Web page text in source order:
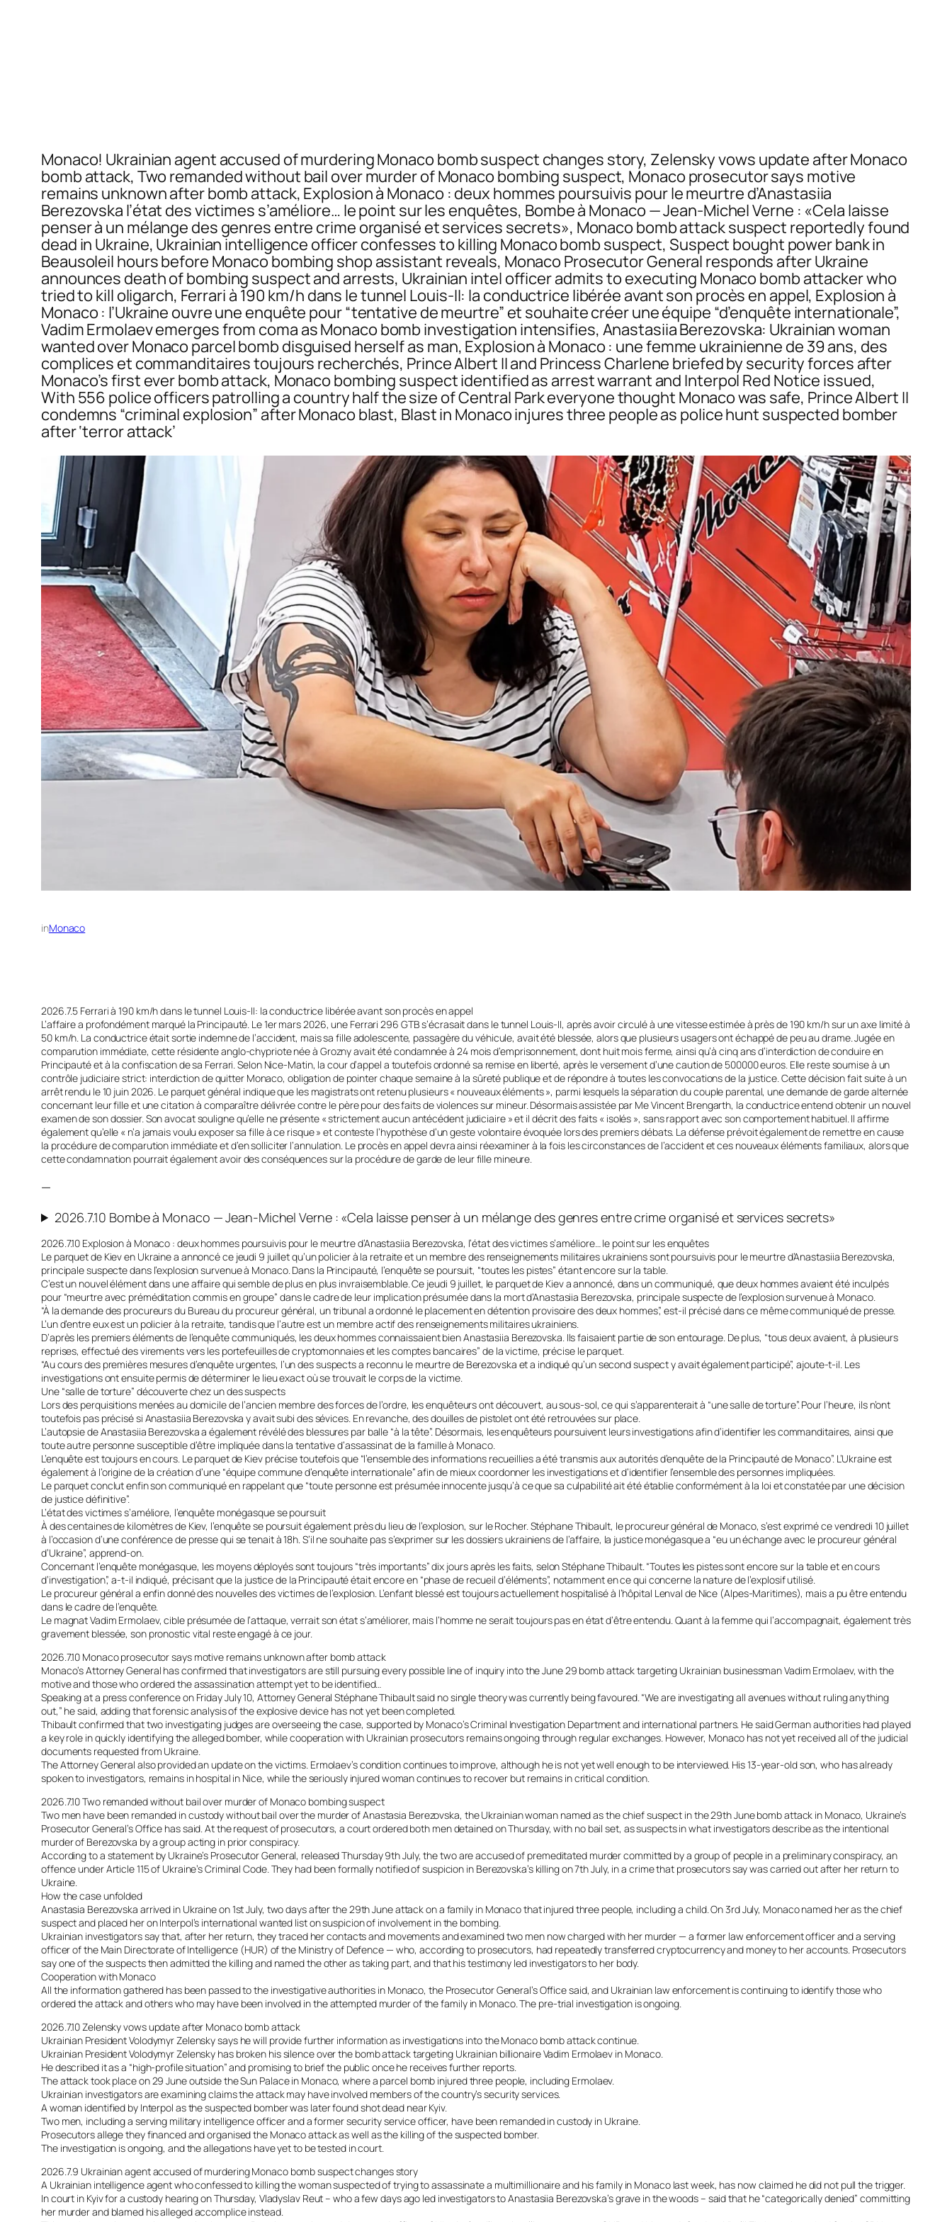
Monaco! Ukrainian agent accused of murdering Monaco bomb suspect changes story, Zelensky vows update after Monaco
bomb attack, Two remanded without bail over murder of Monaco bombing suspect, Monaco prosecutor says motive
remains unknown after bomb attack, Explosion à Monaco : deux hommes poursuivis pour le meurtre d’Anastasiia
Berezovska l’état des victimes s’améliore… le point sur les enquêtes, Bombe à Monaco — Jean-Michel Verne : «Cela laisse
penser à un mélange des genres entre crime organisé et services secrets», Monaco bomb attack suspect reportedly found
dead in Ukraine, Ukrainian intelligence officer confesses to killing Monaco bomb suspect, Suspect bought power bank in
Beausoleil hours before Monaco bombing shop assistant reveals, Monaco Prosecutor General responds after Ukraine
announces death of bombing suspect and arrests, Ukrainian intel officer admits to executing Monaco bomb attacker who
tried to kill oligarch, Ferrari à 190 km/h dans le tunnel Louis-II: la conductrice libérée avant son procès en appel, Explosion à
Monaco : l’Ukraine ouvre une enquête pour “tentative de meurtre” et souhaite créer une équipe “d’enquête internationale”,
Vadim Ermolaev emerges from coma as Monaco bomb investigation intensifies, Anastasiia Berezovska: Ukrainian woman
wanted over Monaco parcel bomb disguised herself as man, Explosion à Monaco : une femme ukrainienne de 39 ans, des
complices et commanditaires toujours recherchés, Prince Albert II and Princess Charlene briefed by security forces after
Monaco’s first ever bomb attack, Monaco bombing suspect identified as arrest warrant and Interpol Red Notice issued,
With 556 police officers patrolling a country half the size of Central Park everyone thought Monaco was safe, Prince Albert II
condemns “criminal explosion” after Monaco blast, Blast in Monaco injures three people as police hunt suspected bomber
after ‘terror attack’
inMonaco
2026.7.5 Ferrari à 190 km/h dans le tunnel Louis-II: la conductrice libérée avant son procès en appel
L’affaire a profondément marqué la Principauté. Le 1er mars 2026, une Ferrari 296 GTB s’écrasait dans le tunnel Louis-II, après avoir circulé à une vitesse estimée à près de 190 km/h sur un axe limité à
50 km/h. La conductrice était sortie indemne de l’accident, mais sa fille adolescente, passagère du véhicule, avait été blessée, alors que plusieurs usagers ont échappé de peu au drame. Jugée en
comparution immédiate, cette résidente anglo-chypriote née à Grozny avait été condamnée à 24 mois d’emprisonnement, dont huit mois ferme, ainsi qu’à cinq ans d’interdiction de conduire en
Principauté et à la confiscation de sa Ferrari. Selon Nice-Matin, la cour d’appel a toutefois ordonné sa remise en liberté, après le versement d’une caution de 500000 euros. Elle reste soumise à un
contrôle judiciaire strict: interdiction de quitter Monaco, obligation de pointer chaque semaine à la sûreté publique et de répondre à toutes les convocations de la justice. Cette décision fait suite à un
arrêt rendu le 10 juin 2026. Le parquet général indique que les magistrats ont retenu plusieurs « nouveaux éléments », parmi lesquels la séparation du couple parental, une demande de garde alternée
concernant leur fille et une citation à comparaître délivrée contre le père pour des faits de violences sur mineur. Désormais assistée par Me Vincent Brengarth, la conductrice entend obtenir un nouvel
examen de son dossier. Son avocat souligne qu’elle ne présente « strictement aucun antécédent judiciaire » et il décrit des faits « isolés », sans rapport avec son comportement habituel. Il affirme
également qu’elle « n’a jamais voulu exposer sa fille à ce risque » et conteste l’hypothèse d’un geste volontaire évoquée lors des premiers débats. La défense prévoit également de remettre en cause
la procédure de comparution immédiate et d’en solliciter l’annulation. Le procès en appel devra ainsi réexaminer à la fois les circonstances de l’accident et ces nouveaux éléments familiaux, alors que
cette condamnation pourrait également avoir des conséquences sur la procédure de garde de leur fille mineure.
—
2026.7.10 Bombe à Monaco — Jean-Michel Verne : «Cela laisse penser à un mélange des genres entre crime organisé et services secrets»
2026.7.10 Explosion à Monaco : deux hommes poursuivis pour le meurtre d’Anastasiia Berezovska, l’état des victimes s’améliore… le point sur les enquêtes
Le parquet de Kiev en Ukraine a annoncé ce jeudi 9 juillet qu’un policier à la retraite et un membre des renseignements militaires ukrainiens sont poursuivis pour le meurtre d’Anastasiia Berezovska,
principale suspecte dans l’explosion survenue à Monaco. Dans la Principauté, l’enquête se poursuit, “toutes les pistes” étant encore sur la table.
C’est un nouvel élément dans une affaire qui semble de plus en plus invraisemblable. Ce jeudi 9 juillet, le parquet de Kiev a annoncé, dans un communiqué, que deux hommes avaient été inculpés
pour “meurtre avec préméditation commis en groupe” dans le cadre de leur implication présumée dans la mort d’Anastasiia Berezovska, principale suspecte de l’explosion survenue à Monaco.
“À la demande des procureurs du Bureau du procureur général, un tribunal a ordonné le placement en détention provisoire des deux hommes”, est-il précisé dans ce même communiqué de presse.
L’un d’entre eux est un policier à la retraite, tandis que l’autre est un membre actif des renseignements militaires ukrainiens.
D’après les premiers éléments de l’enquête communiqués, les deux hommes connaissaient bien Anastasiia Berezovska. Ils faisaient partie de son entourage. De plus, “tous deux avaient, à plusieurs
reprises, effectué des virements vers les portefeuilles de cryptomonnaies et les comptes bancaires” de la victime, précise le parquet.
“Au cours des premières mesures d’enquête urgentes, l’un des suspects a reconnu le meurtre de Berezovska et a indiqué qu’un second suspect y avait également participé”, ajoute-t-il. Les
investigations ont ensuite permis de déterminer le lieu exact où se trouvait le corps de la victime.
Une “salle de torture” découverte chez un des suspects
Lors des perquisitions menées au domicile de l’ancien membre des forces de l’ordre, les enquêteurs ont découvert, au sous-sol, ce qui s’apparenterait à “une salle de torture”. Pour l’heure, ils n’ont
toutefois pas précisé si Anastasiia Berezovska y avait subi des sévices. En revanche, des douilles de pistolet ont été retrouvées sur place.
L’autopsie de Anastasiia Berezovska a également révélé des blessures par balle “à la tête”. Désormais, les enquêteurs poursuivent leurs investigations afin d’identifier les commanditaires, ainsi que
toute autre personne susceptible d’être impliquée dans la tentative d’assassinat de la famille à Monaco.
L’enquête est toujours en cours. Le parquet de Kiev précise toutefois que “l’ensemble des informations recueillies a été transmis aux autorités d’enquête de la Principauté de Monaco”. L’Ukraine est
également à l’origine de la création d’une “équipe commune d’enquête internationale” afin de mieux coordonner les investigations et d’identifier l’ensemble des personnes impliquées.
Le parquet conclut enfin son communiqué en rappelant que “toute personne est présumée innocente jusqu’à ce que sa culpabilité ait été établie conformément à la loi et constatée par une décision
de justice définitive”.
L’état des victimes s’améliore, l’enquête monégasque se poursuit
À des centaines de kilomètres de Kiev, l’enquête se poursuit également près du lieu de l’explosion, sur le Rocher. Stéphane Thibault, le procureur général de Monaco, s’est exprimé ce vendredi 10 juillet
à l’occasion d’une conférence de presse qui se tenait à 18h. S’il ne souhaite pas s’exprimer sur les dossiers ukrainiens de l’affaire, la justice monégasque a “eu un échange avec le procureur général
d’Ukraine”, apprend-on.
Concernant l’enquête monégasque, les moyens déployés sont toujours “très importants” dix jours après les faits, selon Stéphane Thibault. “Toutes les pistes sont encore sur la table et en cours
d’investigation”, a-t-il indiqué, précisant que la justice de la Principauté était encore en “phase de recueil d’éléments”, notamment en ce qui concerne la nature de l’explosif utilisé.
Le procureur général a enfin donné des nouvelles des victimes de l’explosion. L’enfant blessé est toujours actuellement hospitalisé à l’hôpital Lenval de Nice (Alpes-Maritimes), mais a pu être entendu
dans le cadre de l’enquête.
Le magnat Vadim Ermolaev, cible présumée de l’attaque, verrait son état s’améliorer, mais l’homme ne serait toujours pas en état d’être entendu. Quant à la femme qui l’accompagnait, également très
gravement blessée, son pronostic vital reste engagé à ce jour.
2026.7.10 Monaco prosecutor says motive remains unknown after bomb attack
Monaco’s Attorney General has confirmed that investigators are still pursuing every possible line of inquiry into the June 29 bomb attack targeting Ukrainian businessman Vadim Ermolaev, with the
motive and those who ordered the assassination attempt yet to be identified…
Speaking at a press conference on Friday July 10, Attorney General Stéphane Thibault said no single theory was currently being favoured. “We are investigating all avenues without ruling anything
out,” he said, adding that forensic analysis of the explosive device has not yet been completed.
Thibault confirmed that two investigating judges are overseeing the case, supported by Monaco’s Criminal Investigation Department and international partners. He said German authorities had played
a key role in quickly identifying the alleged bomber, while cooperation with Ukrainian prosecutors remains ongoing through regular exchanges. However, Monaco has not yet received all of the judicial
documents requested from Ukraine.
The Attorney General also provided an update on the victims. Ermolaev’s condition continues to improve, although he is not yet well enough to be interviewed. His 13-year-old son, who has already
spoken to investigators, remains in hospital in Nice, while the seriously injured woman continues to recover but remains in critical condition.
2026.7.10 Two remanded without bail over murder of Monaco bombing suspect
Two men have been remanded in custody without bail over the murder of Anastasia Berezovska, the Ukrainian woman named as the chief suspect in the 29th June bomb attack in Monaco, Ukraine’s
Prosecutor General’s Office has said. At the request of prosecutors, a court ordered both men detained on Thursday, with no bail set, as suspects in what investigators describe as the intentional
murder of Berezovska by a group acting in prior conspiracy.
According to a statement by Ukraine’s Prosecutor General, released Thursday 9th July, the two are accused of premeditated murder committed by a group of people in a preliminary conspiracy, an
offence under Article 115 of Ukraine’s Criminal Code. They had been formally notified of suspicion in Berezovska’s killing on 7th July, in a crime that prosecutors say was carried out after her return to
Ukraine.
How the case unfolded
Anastasia Berezovska arrived in Ukraine on 1st July, two days after the 29th June attack on a family in Monaco that injured three people, including a child. On 3rd July, Monaco named her as the chief
suspect and placed her on Interpol’s international wanted list on suspicion of involvement in the bombing.
Ukrainian investigators say that, after her return, they traced her contacts and movements and examined two men now charged with her murder — a former law enforcement officer and a serving
officer of the Main Directorate of Intelligence (HUR) of the Ministry of Defence — who, according to prosecutors, had repeatedly transferred cryptocurrency and money to her accounts. Prosecutors
say one of the suspects then admitted the killing and named the other as taking part, and that his testimony led investigators to her body.
Cooperation with Monaco
All the information gathered has been passed to the investigative authorities in Monaco, the Prosecutor General’s Office said, and Ukrainian law enforcement is continuing to identify those who
ordered the attack and others who may have been involved in the attempted murder of the family in Monaco. The pre-trial investigation is ongoing.
2026.7.10 Zelensky vows update after Monaco bomb attack
Ukrainian President Volodymyr Zelensky says he will provide further information as investigations into the Monaco bomb attack continue.
Ukrainian President Volodymyr Zelensky has broken his silence over the bomb attack targeting Ukrainian billionaire Vadim Ermolaev in Monaco.
He described it as a “high-profile situation” and promising to brief the public once he receives further reports.
The attack took place on 29 June outside the Sun Palace in Monaco, where a parcel bomb injured three people, including Ermolaev.
Ukrainian investigators are examining claims the attack may have involved members of the country’s security services.
A woman identified by Interpol as the suspected bomber was later found shot dead near Kyiv.
Two men, including a serving military intelligence officer and a former security service officer, have been remanded in custody in Ukraine.
Prosecutors allege they financed and organised the Monaco attack as well as the killing of the suspected bomber.
The investigation is ongoing, and the allegations have yet to be tested in court.
2026.7.9 Ukrainian agent accused of murdering Monaco bomb suspect changes story
A Ukrainian intelligence agent who confessed to killing the woman suspected of trying to assassinate a multimillionaire and his family in Monaco last week, has now claimed he did not pull the trigger.
In court in Kyiv for a custody hearing on Thursday, Vladyslav Reut – who a few days ago led investigators to Anastasiia Berezovska’s grave in the woods – said that he “categorically denied” committing
her murder and blamed his alleged accomplice instead.